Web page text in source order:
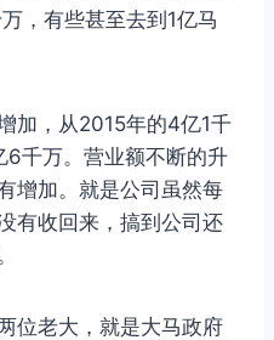
，有些甚至去到1亿马
加，从2015年的4亿1千
千万。营业额不断的升
增加。就是公司虽然每
有收回来，搞到公司还
位老大，就是大马政府